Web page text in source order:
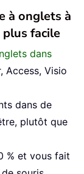
à onglets à
facile
dans
Access, Visio
dans de
plutôt que
% et vous fait